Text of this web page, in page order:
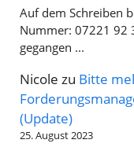
Auf dem Schreiben
Nummer: 07221 92
gegangen ...
Nicole zu Bitte
(Update)
25. August 2023